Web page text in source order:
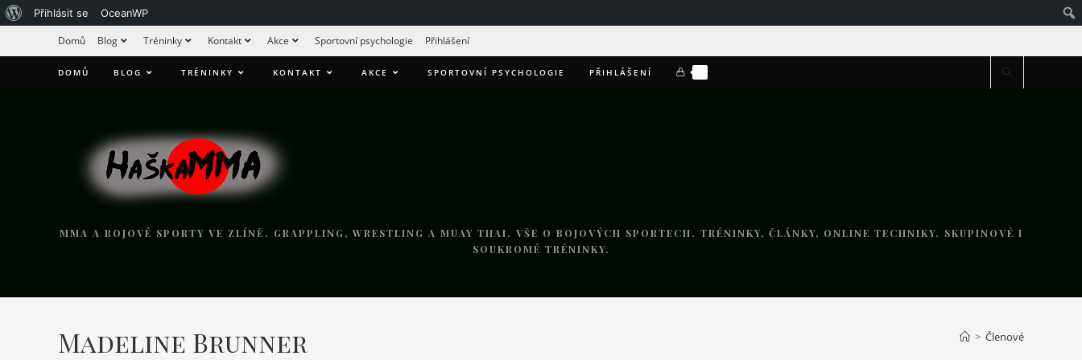
Přihlásit se OceanWP
Domů Blog Tréninky Kontakt Akce Sportovní psychologie Přihlášení
DOMŮ BLOG TRÉNINKY KONTAKT AKCE SPORTOVNÍ PSYCHOLOGIE PŘIHLÁŠENÍ
MMA A BOJOVÉ SPORTY VE ZLÍNĚ. GRAPPLING, WRESTLING A MUAY THAI. VŠE O BOJOVÝCH SPORTECH. TRÉNINKY, ČLÁNKY, ONLINE TECHNIKY. SKUPINOVÉ I
SOUKROMÉ TRÉNINKY.
Madeline Brunner > Členové